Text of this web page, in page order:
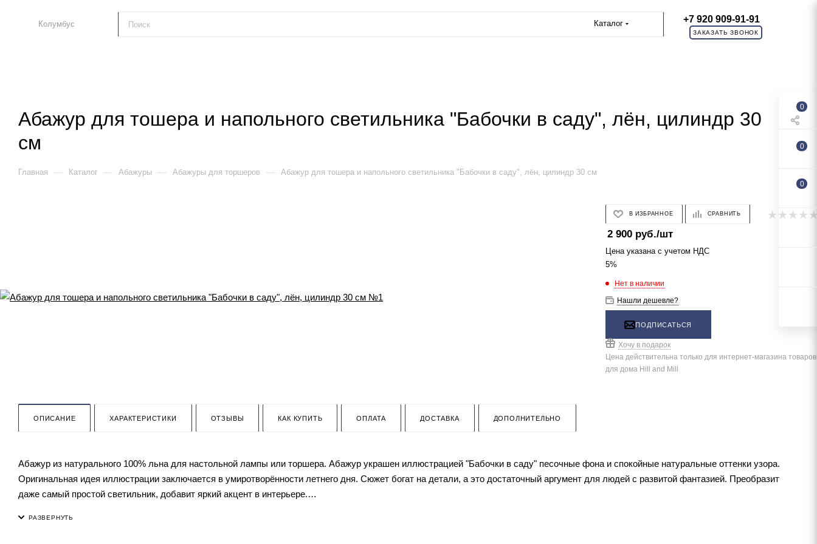
Колумбус Каталог +7 920 909-91-91
ЗАКАЗАТЬ ЗВОНОК
Абажур для тошера и напольного светильника "Бабочки в саду", лён, цилиндр 30
см
Главная — Каталог — Абажуры — Абажуры для торшеров — Абажур для тошера и напольного светильника "Бабочки в саду", лён, цилиндр 30 см
В ИЗБРАННОЕ СРАВНИТЬ
2 900руб./шт
Цена указана с учетом НДС
5%
Нет в наличии
Нашли дешевле?
ПОДПИСАТЬСЯ
Хочу в подарок
Цена действительна только для интернет-магазина товаров
для дома Hill and Mill
ОПИСАНИЕ ХАРАКТЕРИСТИКИ ОТЗЫВЫ КАК КУПИТЬ ОПЛАТА ДОСТАВКА ДОПОЛНИТЕЛЬНО
Абажур из натурального 100% льна для настольной лампы или торшера. Абажур украшен иллюстрацией "Бабочки в саду" песочные фона и спокойные натуральные оттенки узора.
Оригинальная идея иллюстрации заключается в умиротворённости летнего дня. Сюжет богат на детали, а это достаточный аргумент для людей с развитой фантазией. Преобразит
даже самый простой светильник, добавит яркий акцент в интерьере.
0
0
0